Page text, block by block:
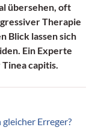
übersehen, oft
Therapie
Blick lassen sich
Ein Experte
capitis.
Erreger?